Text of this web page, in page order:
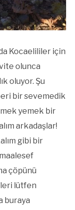
Kocaelililer için
olunca
oluyor. Şu
bir sevemedik
yemek bir
arkadaşlar!
gibi bir
çöpünü
lütfen
buraya